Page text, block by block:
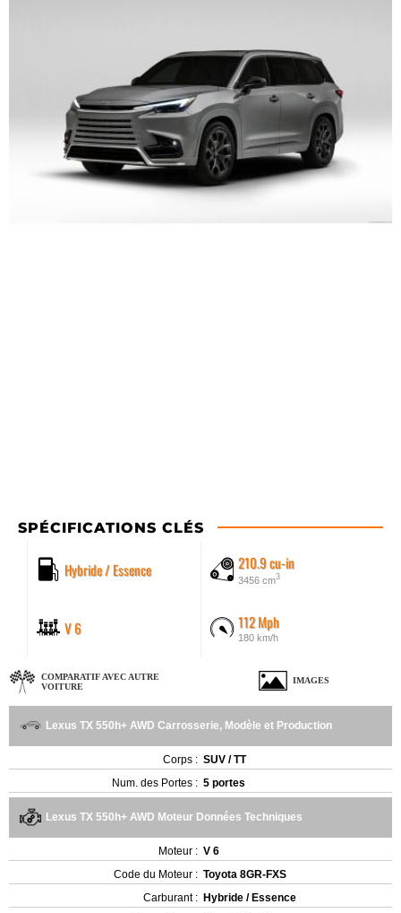
SPÉCIFICATIONS CLÉS
Hybride / Essence 210.9 cu-in
3456 cm3
V 6 112 Mph
180 km/h
COMPARATIF AVEC AUTRE
VOITURE
IMAGES
Lexus TX 550h+ AWD Carrosserie, Modèle et Production
Corps : SUV / TT
Num. des Portes : 5 portes
Lexus TX 550h+ AWD Moteur Données Techniques
Moteur : V 6
Code du Moteur : Toyota 8GR-FXS
Carburant : Hybride / Essence